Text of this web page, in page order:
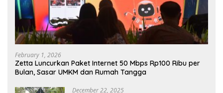
February 1, 2026
Zetta Luncurkan Paket Internet 50 Mbps Rp100 Ribu per
Bulan, Sasar UMKM dan Rumah Tangga
December 22, 2025